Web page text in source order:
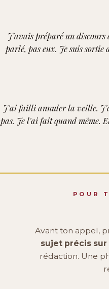
J'avais préparé un discours
parlé, pas eux. Je suis sortie
J'ai failli annuler la veille.
pas. Je l'ai fait quand même.
POUR
Avant ton appel,
sujet précis
rédaction. Une